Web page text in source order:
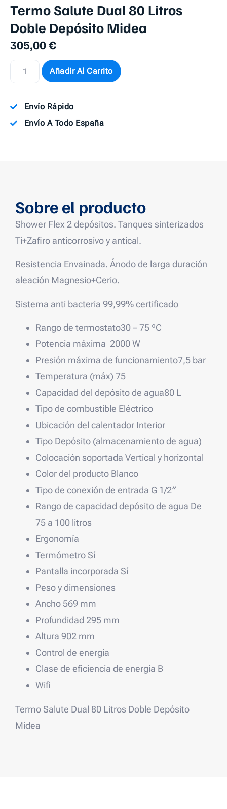
Termo Salute Dual 80 Litros
Doble Depósito Midea
305,00€
Añadir Al Carrito
Envío Rápido
Envío A Todo España
Sobre el producto
Shower Flex 2 depósitos. Tanques sinterizados
Ti+Zafiro anticorrosivo y antical.
Resistencia Envainada. Ánodo de larga duración
aleación Magnesio+Cerio.
Sistema anti bacteria 99,99% certificado
Rango de termostato30 – 75 ºC
Potencia máxima 2000 W
Presión máxima de funcionamiento7,5 bar
Temperatura (máx) 75
Capacidad del depósito de agua80 L
Tipo de combustible Eléctrico
Ubicación del calentador Interior
Tipo Depósito (almacenamiento de agua)
Colocación soportada Vertical y horizontal
Color del producto Blanco
Tipo de conexión de entrada G 1/2″
Rango de capacidad depósito de agua De
75 a 100 litros
Ergonomía
Termómetro Sí
Pantalla incorporada Sí
Peso y dimensiones
Ancho 569 mm
Profundidad 295 mm
Altura 902 mm
Control de energía
Clase de eficiencia de energía B
Wifi
Termo Salute Dual 80 Litros Doble Depósito
Midea